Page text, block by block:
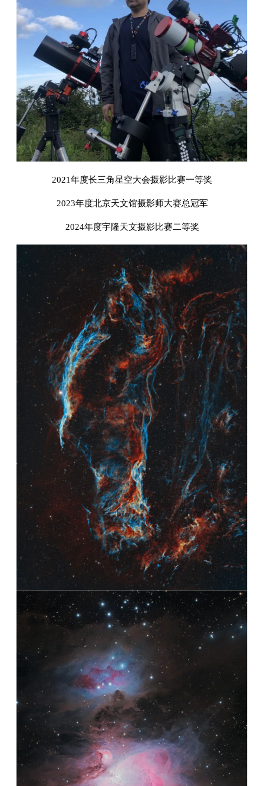
2021年度长三角星空大会摄影比赛一等奖
2023年度北京天文馆摄影师大赛总冠军
2024年度宇隆天文摄影比赛二等奖